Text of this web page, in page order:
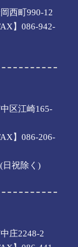
西町990-12
】086-942-
区江崎165-
】086-206-
日祝除く)
庄2248-2